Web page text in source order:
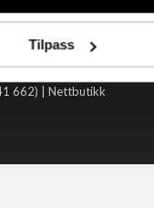
Tilpass
662) | Nettbutikk